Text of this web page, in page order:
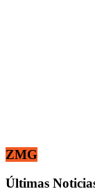
ZMG
Últimas